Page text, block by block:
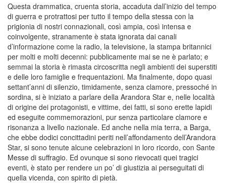
Questa drammatica, cruenta storia, accaduta dall’inizio del tempo
di guerra e protrattosi per tutto il tempo della stessa con la
prigionia di nostri connazionali, così ampia, così intensa e
coinvolgente, stranamente è stata ignorata dai canali
d’informazione come la radio, la televisione, la stampa britannici
per molti e molti decenni: pubblicamente mai se ne è parlato; e
semmai la storia è rimasta circoscritta negli ambienti dei superstiti
e delle loro famiglie e frequentazioni. Ma finalmente, dopo quasi
settant’anni di silenzio, timidamente, senza clamore, pressoché in
sordina, si è iniziato a parlare della Arandora Star e, nelle località
di origine dei protagonisti, e vittime, dei fatti, si sono erette lapidi
ed eseguite commemorazioni, pur senza particolare clamore e
risonanza a livello nazionale. Ed anche nella mia terra, a Barga,
che ebbe dodici concittadini periti nell’affondamento dell’Arandora
Star, si sono tenute alcune celebrazioni in loro ricordo, con Sante
Messe di suffragio. Ed ovunque si sono rievocati quei tragici
eventi, è stato per rendere un po’ di giustizia ai perseguitati di
quella vicenda, con spirito di pietà.